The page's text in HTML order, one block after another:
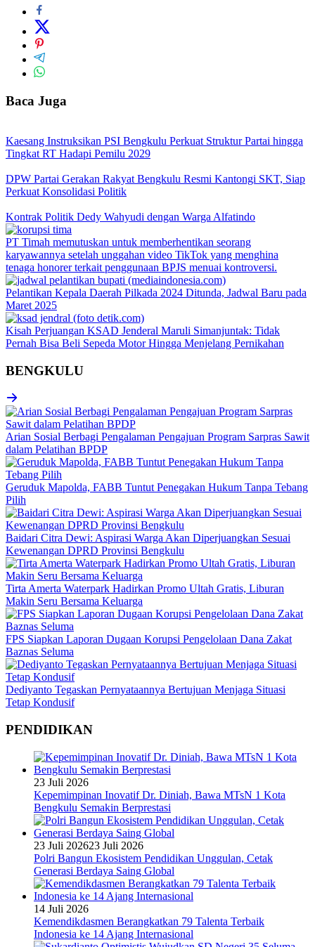
Baca Juga
Kaesang Instruksikan PSI Bengkulu Perkuat Struktur Partai hingga
Tingkat RT Hadapi Pemilu 2029
DPW Partai Gerakan Rakyat Bengkulu Resmi Kantongi SKT, Siap
Perkuat Konsolidasi Politik
Kontrak Politik Dedy Wahyudi dengan Warga Alfatindo
PT Timah memutuskan untuk memberhentikan seorang
karyawannya setelah unggahan video TikTok yang menghina
tenaga honorer terkait penggunaan BPJS menuai kontroversi.
Pelantikan Kepala Daerah Pilkada 2024 Ditunda, Jadwal Baru pada
Maret 2025
Kisah Perjuangan KSAD Jenderal Maruli Simanjuntak: Tidak
Pernah Bisa Beli Sepeda Motor Hingga Menjelang Pernikahan
BENGKULU
Arian Sosial Berbagi Pengalaman Pengajuan Program Sarpras Sawit
dalam Pelatihan BPDP
Geruduk Mapolda, FABB Tuntut Penegakan Hukum Tanpa Tebang
Pilih
Baidari Citra Dewi: Aspirasi Warga Akan Diperjuangkan Sesuai
Kewenangan DPRD Provinsi Bengkulu
Tirta Amerta Waterpark Hadirkan Promo Ultah Gratis, Liburan
Makin Seru Bersama Keluarga
FPS Siapkan Laporan Dugaan Korupsi Pengelolaan Dana Zakat
Baznas Seluma
Dediyanto Tegaskan Pernyataannya Bertujuan Menjaga Situasi
Tetap Kondusif
PENDIDIKAN
23 Juli 2026
Kepemimpinan Inovatif Dr. Diniah, Bawa MTsN 1 Kota
Bengkulu Semakin Berprestasi
23 Juli 202623 Juli 2026
Polri Bangun Ekosistem Pendidikan Unggulan, Cetak
Generasi Berdaya Saing Global
14 Juli 2026
Kemendikdasmen Berangkatkan 79 Talenta Terbaik
Indonesia ke 14 Ajang Internasional